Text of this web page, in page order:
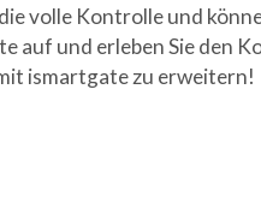
volle Kontrolle und
auf und erleben Sie
ismartgate zu erweitern!